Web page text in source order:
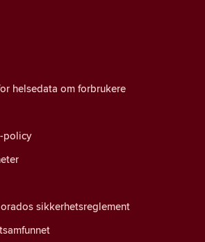
helsedata om forbrukere
policy
sikkerhetsreglement